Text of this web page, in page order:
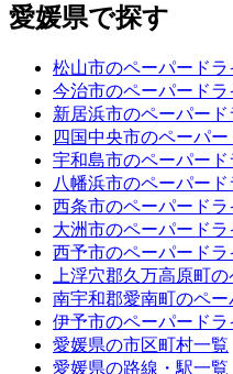
愛媛県で探す
松山市のペーパードラ
今治市のペーパードラ
新居浜市のペーパー
四国中央市のペーパ
宇和島市のペーパー
八幡浜市のペーパー
西条市のペーパードラ
大洲市のペーパード
西予市のペーパードラ
上浮穴郡久万高原町
南宇和郡愛南町のペ
伊予市のペーパードラ
愛媛県の市区町村一覧
愛媛県の路線・駅一覧